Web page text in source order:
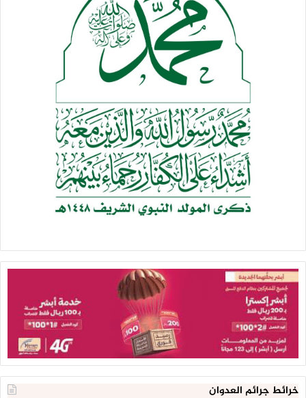
خرائط جرائم العدوان